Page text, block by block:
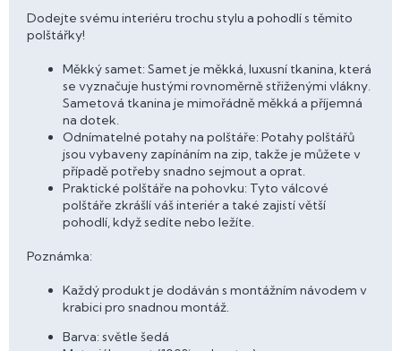
Dodejte svému interiéru trochu stylu a pohodlí s těmito
polštářky!
Měkký samet: Samet je měkká, luxusní tkanina, která
se vyznačuje hustými rovnoměrně střiženými vlákny.
Sametová tkanina je mimořádně měkká a příjemná
na dotek.
Odnímatelné potahy na polštáře: Potahy polštářů
jsou vybaveny zapínáním na zip, takže je můžete v
případě potřeby snadno sejmout a oprat.
Praktické polštáře na pohovku: Tyto válcové
polštáře zkrášlí váš interiér a také zajistí větší
pohodlí, když sedíte nebo ležíte.
Poznámka:
Každý produkt je dodáván s montážním návodem v
krabici pro snadnou montáž.
Barva: světle šedá